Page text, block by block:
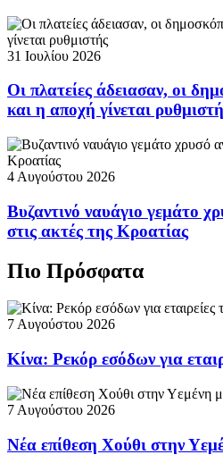
31 Ιουλίου 2026
Οι πλατείες άδειασαν, οι
και η αποχή γίνεται
4 Αυγούστου 2026
Βυζαντινό ναυάγιο γεμάτο
στις ακτές της Κροατίας
Πιο Πρόσφατα
7 Αυγούστου 2026
Κίνα: Ρεκόρ εσόδων για
7 Αυγούστου 2026
Νέα επίθεση Χούθι στην